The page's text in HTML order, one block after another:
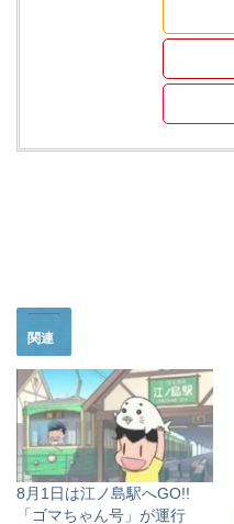
関連
8月1日は江ノ島駅へGO!!
「ゴマちゃん号」が運行